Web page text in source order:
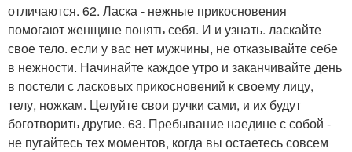
отличаются. 62. Ласка - нежные прикосновения
помогают женщине понять себя. И и узнать. ласкайте
свое тело. если у вас нет мужчины, не отказывайте себе
в нежности. Начинайте каждое утро и заканчивайте день
в постели с ласковых прикосновений к своему лицу,
телу, ножкам. Целуйте свои ручки сами, и их будут
боготворить другие. 63. Пребывание наедине с собой -
не пугайтесь тех моментов, когда вы остаетесь совсем